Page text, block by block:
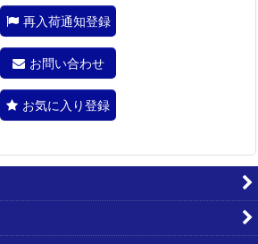
再入荷通知登録
お問い合わせ
お気に入り登録